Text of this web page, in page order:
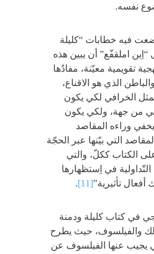
نفسه.
فيه خطابات “كليلة
املقفّع” أن يبين هذه
تقويمية معيّنة، مفادُها
الذي هو الاقناع،
الخرافي لكي يكون
من جهة، ولكي يكون
يخفي وراءه المقاصد
التي بيّنها عبر الحجّة
الكتاب ككلّ، والتي
في اِستظهارها
أفعال تأثيرية”[11]
.
في كتاب كليلة ودمنة
والفيلسوف، حيث يطرح
يجيب عنها الفيلسوف عن